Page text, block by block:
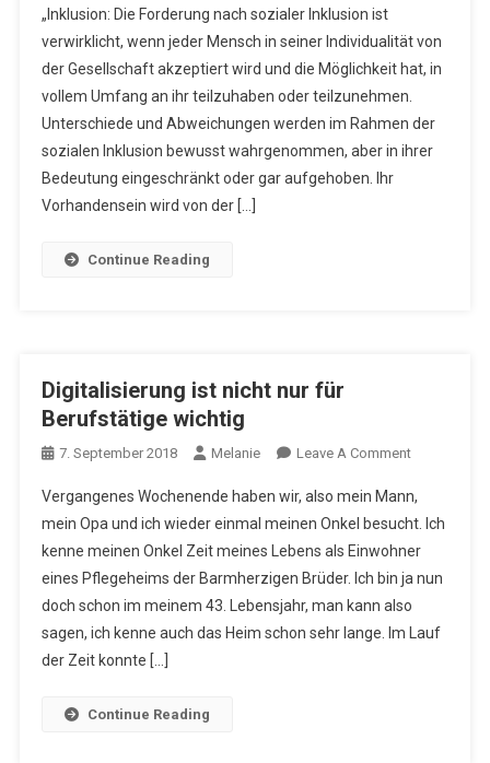
Andere
„Inklusion: Die Forderung nach sozialer Inklusion ist
verwirklicht, wenn jeder Mensch in seiner Individualität von
der Gesellschaft akzeptiert wird und die Möglichkeit hat, in
vollem Umfang an ihr teilzuhaben oder teilzunehmen.
Unterschiede und Abweichungen werden im Rahmen der
sozialen Inklusion bewusst wahrgenommen, aber in ihrer
Bedeutung eingeschränkt oder gar aufgehoben. Ihr
Vorhandensein wird von der […]
Continue Reading
Digitalisierung ist nicht nur für
Berufstätige wichtig
7. September 2018 Melanie Leave A CommentOn
Ist
Nicht
Nur
Für
Berufstätige
Wichtig
Vergangenes Wochenende haben wir, also mein Mann,
mein Opa und ich wieder einmal meinen Onkel besucht. Ich
kenne meinen Onkel Zeit meines Lebens als Einwohner
eines Pflegeheims der Barmherzigen Brüder. Ich bin ja nun
doch schon im meinem 43. Lebensjahr, man kann also
sagen, ich kenne auch das Heim schon sehr lange. Im Lauf
der Zeit konnte […]
Continue Reading